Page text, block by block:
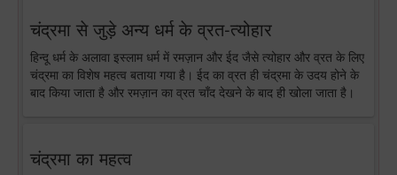
चंद्रमा से जुड़े अन्य धर्म के व्रत-त्योहार
हिन्दू धर्म के अलावा इस्लाम धर्म में रमज़ान और ईद जैसे त्योहार और व्रत के लिए
चंद्रमा का विशेष महत्व बताया गया है। ईद का व्रत ही चंद्रमा के उदय होने के
बाद किया जाता है और रमज़ान का व्रत चाँद देखने के बाद ही खोला जाता है।
चंद्रमा का महत्व